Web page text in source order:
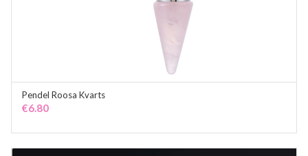
Pendel Roosa Kvarts
€6.80